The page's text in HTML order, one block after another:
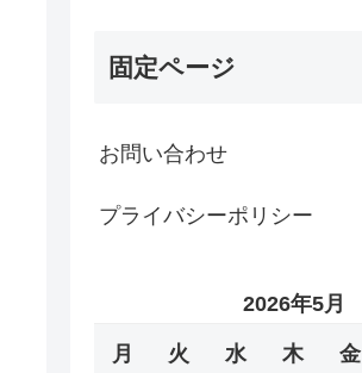
固定ページ
お問い合わせ
プライバシーポリシー
2026年5月
月 火 水 木 金